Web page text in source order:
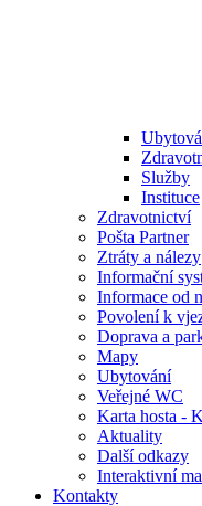
Služby
Instituce
Zdravotnictví
Pošta Partner
Ztráty a nálezy
Informační
Informace od
Povolení k
Doprava a
Mapy
Ubytování
Veřejné WC
Karta hosta -
Aktuality
Další odkazy
Interaktivní
Kontakty